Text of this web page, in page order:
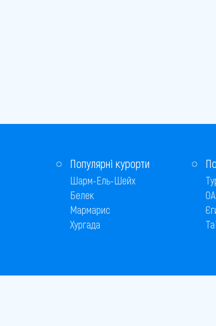
Популярні курорти
Шарм-Ель-Шейх
Белек
Мармарис
Хургада